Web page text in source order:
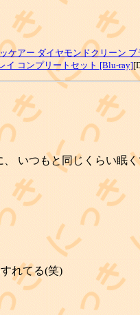
ケアー ダイヤモンドクリーン
イ コンプリートセット [Blu-ray]
いつもと同じくらい眠
れてる(笑)